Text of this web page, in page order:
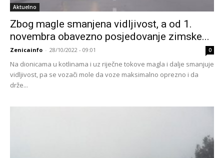
Aktuelno
Zbog magle smanjena vidljivost, a od 1.
novembra obavezno posjedovanje zimske...
Zenicainfo - 28/10/2022 - 09:01 0
Na dionicama u kotlinama i uz riječne tokove magla i dalje smanjuje
vidljivost, pa se vozači mole da voze maksimalno oprezno i da
drže...